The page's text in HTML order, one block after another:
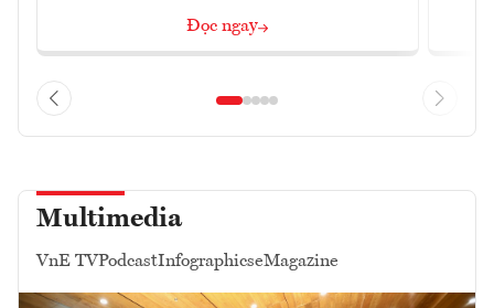
Đọc ngay
Multimedia
VnE TVPodcastInfographicseMagazine